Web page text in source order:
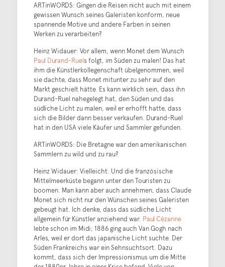
ARTinWORDS: Gingen die Reisen nicht auch mit einem
gewissen Wunsch seines Galeristen konform, neue
spannende Motive und andere Farben in seinen
Werken zu verarbeiten?
Heinz Widauer: Vor allem, wenn Monet dem Wunsch
Paul Durand-Ruels folgt, im Süden zu malen! Das hat
ihm die Künstlerkollegenschaft übelgenommen, weil
sie dachte, dass Monet mitunter zu sehr auf den
Markt geschielt hätte. Es kann wirklich sein, dass ihn
Durand-Ruel nahegelegt hat, den Süden und das
südliche Licht zu malen, weil er erhofft hatte, dass
sich die Bilder dann besser verkaufen. Durand-Ruel
hat in den USA viele Käufer und Sammler gefunden.
ARTinWORDS: Die Bretagne war den amerikanischen
Sammlern zu wild und zu rau?
Heinz Widauer: Vielleicht. Und die französische
Mittelmeerküste begann unter den Touristen zu
boomen. Man kann aber auch annehmen, dass Claude
Monet sich nicht nur den Wünschen seines Galeristen
gebeugt hat. Ich denke, dass das südliche Licht
allgemein für Künstler anziehend war. Paul Cézanne
lebte schon im Midi; 1886 ging auch Van Gogh nach
Arles, weil er dort das japanische Licht suchte. Der
Süden Frankreichs war ein Sehnsuchtsort. Dazu
kommt, dass sich der Impressionismus um die Mitte